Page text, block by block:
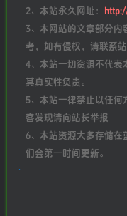
2、本站永久网址：
3、本网站的文章部分内
考，如有侵权，请联系
4、本站一切资源不代表
其真实性负责。
5、本站一律禁止以任何
客发现请向站长举报
6、本站资源大多存储在
们会第一时间更新。